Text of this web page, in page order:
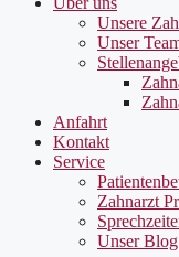
Unsere
Unser
Anfahrt
Kontakt
Service
Zahnarzt
Unser Blog